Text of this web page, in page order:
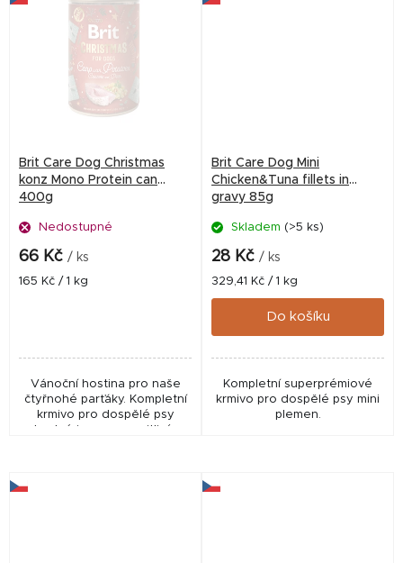
Brit Care Dog Christmas
konz Mono Protein can
400g
Nedostupné
66 Kč / ks
Měrná
165 Kč / 1 kg
Vánoční hostina pro naše
čtyřnohé parťáky. Kompletní
krmivo pro dospělé psy
Brit Care Dog Mini
Chicken&Tuna fillets in
gravy 85g
Skladem (>5 ks)
28 Kč / ks
Měrná
cena:
329,41 Kč / 1 kg
Do košíku
Kompletní superprémiové
krmivo pro dospělé psy mini
plemen.